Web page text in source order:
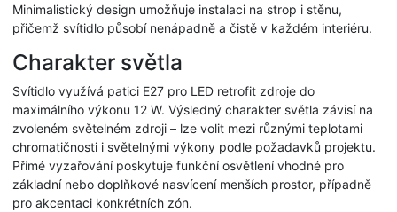
Minimalistický design umožňuje instalaci na strop i stěnu,
přičemž svítidlo působí nenápadně a čistě v každém interiéru.
Charakter světla
Svítidlo využívá patici E27 pro LED retrofit zdroje do
maximálního výkonu 12 W. Výsledný charakter světla závisí na
zvoleném světelném zdroji – lze volit mezi různými teplotami
chromatičnosti i světelnými výkony podle požadavků projektu.
Přímé vyzařování poskytuje funkční osvětlení vhodné pro
základní nebo doplňkové nasvícení menších prostor, případně
pro akcentaci konkrétních zón.